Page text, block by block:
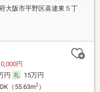
大阪市平野区喜連東５丁
円
円
15万円
（55.63m2）